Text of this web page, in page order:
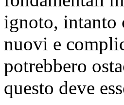
ignoto, intanto
nuovi e
potrebbero
questo deve